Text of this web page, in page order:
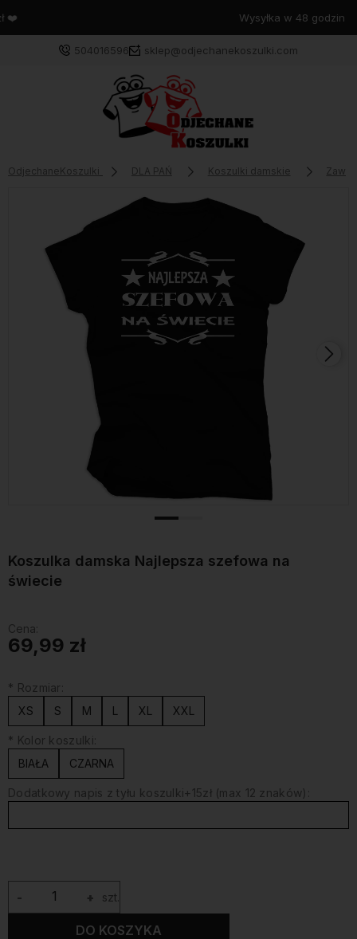
504016596 sklep@odjechanekoszulki.com
OdjechaneKoszulki DLA PAŃ Koszulki damskie
Koszulka damska Najlepsza szefowa na
świecie
Cena:
69,99 zł
* Rozmiar:
XS
S M L XL XXL
* Kolor koszulki:
BIAŁA
CZARNA
Dodatkowy napis z tyłu koszulki+15zł (max 12 znaków):
+
- szt.
DO KOSZYKA